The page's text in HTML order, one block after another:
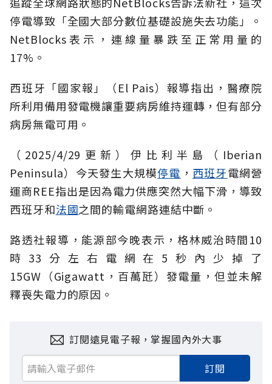
停電導致「全國大部分數位基礎設施失去功能」。
NetBlocks表示，連線量暴跌至正常用量的
17%。
西班牙「國家報」（El Pais）報導指出，醫療院
所利用備用發電機讓重要病房維持運轉，但有部分
病房無電可用。
（2025/4/29更新）伊比利半島（Iberian
Peninsula）今天發生大規模停電 ， 西班牙電網營
運商REE指出是因為電力供應突然大幅下滑，導致
西班牙和法國之間的輸電網路連結中斷。
路透社報導，能源部今晚表示，格林威治時間10
時33分左右電網在5秒內少掉了
15GW（Gigawatt，百萬瓩）發電量，但並未解
釋喪失電力的原因。
訂閱遠見電子報，掌握國內外大事
訂閱